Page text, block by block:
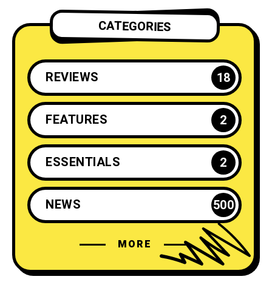
CATEGORIES
REVIEWS 18
FEATURES 2
ESSENTIALS 2
NEWS 500
MORE